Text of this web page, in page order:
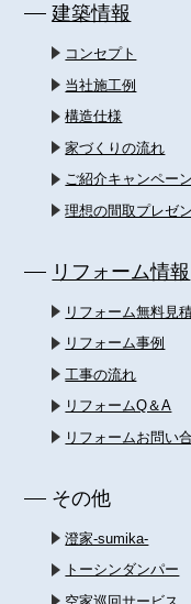
建築情報
コンセプト
当社施工例
構造仕様
家づくりの流れ
ご紹介キャンペーン
理想の間取プレゼ
リフォーム情報
リフォーム無料見
リフォーム事例
工事の流れ
リフォームQ＆A
リフォームお問い
その他
澄家-sumika-
トーシンダンパー